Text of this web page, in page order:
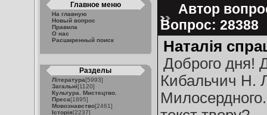
Главное меню
На главную
Новый вопрос
Правила
О нас
Расширенный поиск
Разделы
Література[5993]
Загальні[1120]
Культура. Мистецтво.
Преса[1895]
Мовознавство[2461]
Історія[2237]
Автор
Вопрос: 28388
Наталія
Доброго дня!
Кибальчич Н.